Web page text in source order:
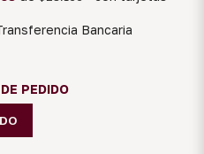
Bancaria
PEDIDO